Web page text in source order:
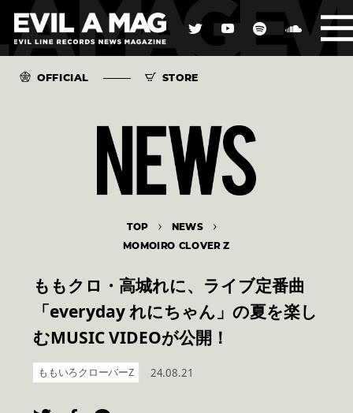
OFFICIAL STORE
TOP NEWS
MOMOIRO CLOVER Z
ももクロ・高城れに、ライブ定番曲
「everyday れにちゃん」の夏を楽し
むMUSIC VIDEOが公開！
ももいろクローバーZ 24.08.21